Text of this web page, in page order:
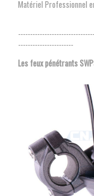
Matériel Professionnel
-----------------------
Les feux pénétrants